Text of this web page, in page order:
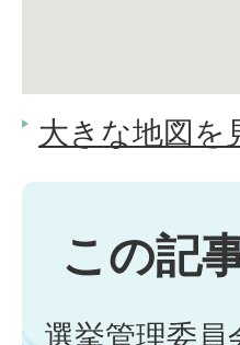
大きな地図
この記
選挙管理委